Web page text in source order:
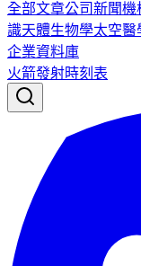
全部文章公司新聞機
識天體生物學太空醫
企業資料庫
火箭發射時刻表